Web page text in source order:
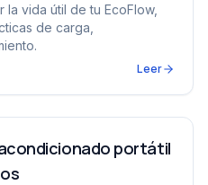
vida útil de tu EcoFlow,
de carga,
Leer
portátil para
portátil